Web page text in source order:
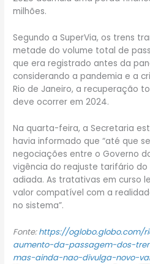
milhões.
Segundo a SuperVia, os trens
metade do volume total de
que era registrado antes da
considerando a pandemia e a
Rio de Janeiro, a recuperação
deve ocorrer em 2024.
Na quarta-feira, a Secretaria
havia informado que “até que
negociações entre o Governo
vigência do reajuste tarifário
adiada. As tratativas em curso
valor compatível com a
no sistema”.
Fonte:https://oglobo.globo.com/
aumento-da-passagem-dos-
mas-ainda-nao-divulga-novo-